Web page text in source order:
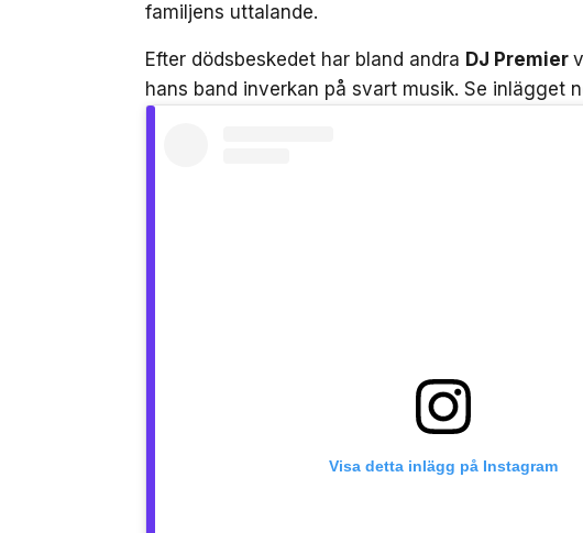
familjens uttalande.
Efter dödsbeskedet har bland andra DJ Premier
hans band inverkan på svart musik. Se inlägget
Visa detta inlägg på Instagram